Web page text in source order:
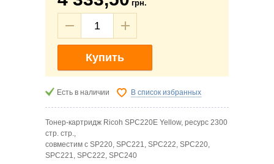
грн.
Купить
Есть в наличии В список избранных
Тонер-картридж Ricoh SPC220E Yellow, ресурс 2300
стр. стр.,
совместим с SP220, SPC221, SPC222, SPC220,
SPC221, SPC222, SPC240